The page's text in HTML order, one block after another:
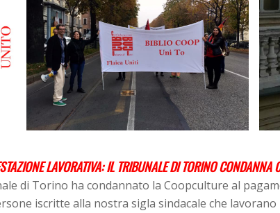
LAVORATIVA:IL TRIBUNALE DI TORINO CONDANNA
di Torino ha condannato la Coopculture al
iscritte alla nostra sigla sindacale che